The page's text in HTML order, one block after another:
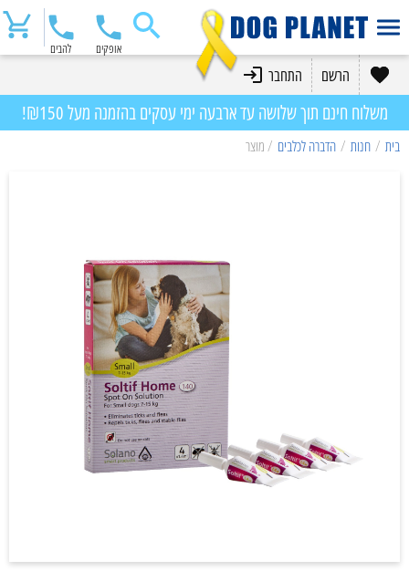
אופקים להבים
הרשם התחבר
משלוח חינם תוך שלושה עד ארבעה ימי עסקים בהזמנה מעל ₪150!
בית / חנות / הדברה לכלבים / מוצר